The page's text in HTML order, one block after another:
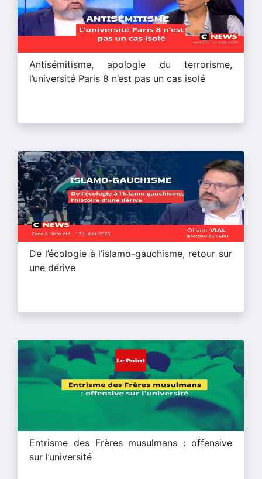
Antisémitisme, apologie du terrorisme,
l’université Paris 8 n’est pas un cas isolé
De l’écologie à l’islamo-gauchisme, retour sur
une dérive
Entrisme des Frères musulmans : offensive
sur l’université